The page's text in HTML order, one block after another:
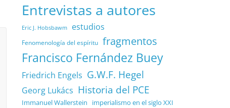
Entrevistas a autores
Eric J. Hobsbawm estudios
Fenomenología del espíritu fragmentos
Francisco Fernández Buey
Friedrich Engels G.W.F. Hegel
Georg Lukács Historia del PCE
Immanuel Wallerstein imperialismo en el siglo XXI